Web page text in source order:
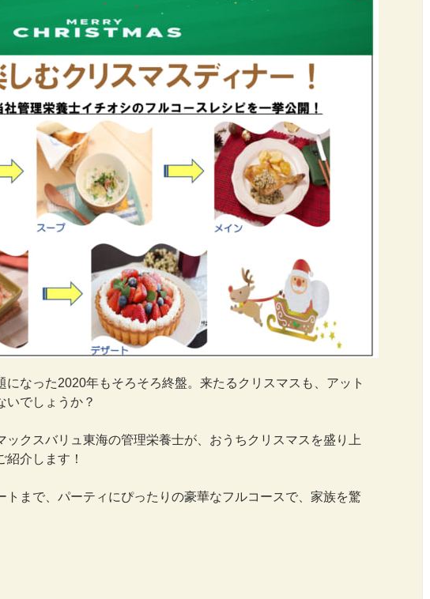
になった2020年もそろそろ終盤。来たるクリスマスも、アット
いでしょうか？
クスバリュ東海の管理栄養士が、おうちクリスマスを盛り上
介します！
トまで、パーティにぴったりの豪華なフルコースで、家族を驚